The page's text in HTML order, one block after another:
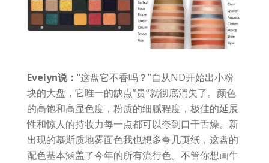
Evelyn说： "这盘它不香吗？”自从ND开始出小粉
块的大盘，它唯一的缺点”贵“就彻底消失了。颜色
的高饱和高显色度，粉质的细腻程度，极佳的延展
性和惊人的持妆力每一点都可以夸到口干舌燥。新
出现的慕斯质地雾面色我也想多夸几页纸，这盘的
配色基本涵盖了今年的所有流行色。不管你想画牛